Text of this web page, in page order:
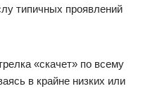
типичных проявлений
«скачет» по всему
в крайне низких или